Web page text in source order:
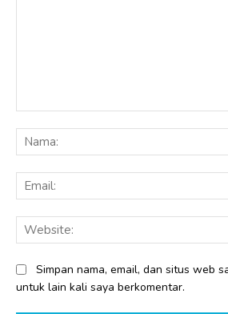
Simpan nama, email, dan situs web
untuk lain kali saya berkomentar.